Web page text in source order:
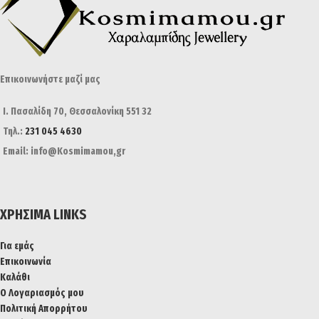
Επικοινωνήστε μαζί μας
Ι. Πασαλίδη 70, Θεσσαλονίκη 551 32
Τηλ.: 231 045 4630
Email: info@Kosmimamou,gr
ΧΡΉΣΙΜΑ LINKS
Για εμάς
Επικοινωνία
Καλάθι
Ο Λογαριασμός μου
Πολιτική Απορρήτου